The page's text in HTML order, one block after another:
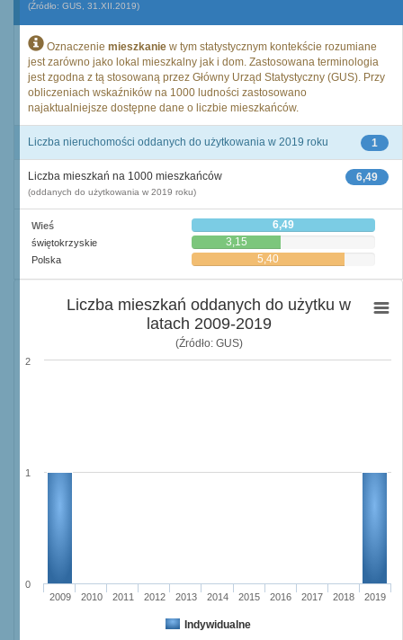
(Źródło: GUS, 31.XII.2019)
Oznaczenie mieszkanie w tym statystycznym kontekście rozumiane
jest zarówno jako lokal mieszkalny jak i dom. Zastosowana terminologia
jest zgodna z tą stosowaną przez Główny Urząd Statystyczny (GUS). Przy
obliczeniach wskaźników na 1000 ludności zastosowano
najaktualniejsze dostępne dane o liczbie mieszkańców.
1
Liczba nieruchomości oddanych do użytkowania w 2019 roku
6,49
Liczba mieszkań na 1000 mieszkańców
(oddanych do użytkowania w 2019 roku)
Wieś 6,49
świętokrzyskie 3,15
Polska 5,40
Liczba mieszkań oddanych do użytku w
latach 2009-2019
(Źródło: GUS)
Indywidualne
2009 2010 2011 2012 2013 2014 2015 2016 2017 2018 2019
0
1
2